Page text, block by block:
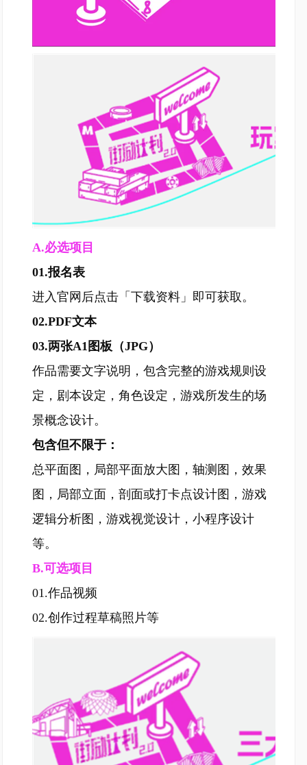
A.必选项目
01.报名表
进入官网后点击「下载资料」即可获取。
02.PDF文本
03.两张A1图板（JPG）
作品需要文字说明，包含完整的游戏规则设
定，剧本设定，角色设定，游戏所发生的场
景概念设计。
包含但不限于：
总平面图，局部平面放大图，轴测图，效果
图，局部立面，剖面或打卡点设计图，游戏
逻辑分析图，游戏视觉设计，小程序设计
等。
B.可选项目
01.作品视频
02.创作过程草稿照片等